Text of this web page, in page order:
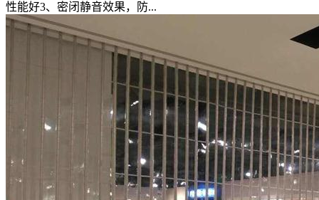
性能好3、密闭静音效果，防...